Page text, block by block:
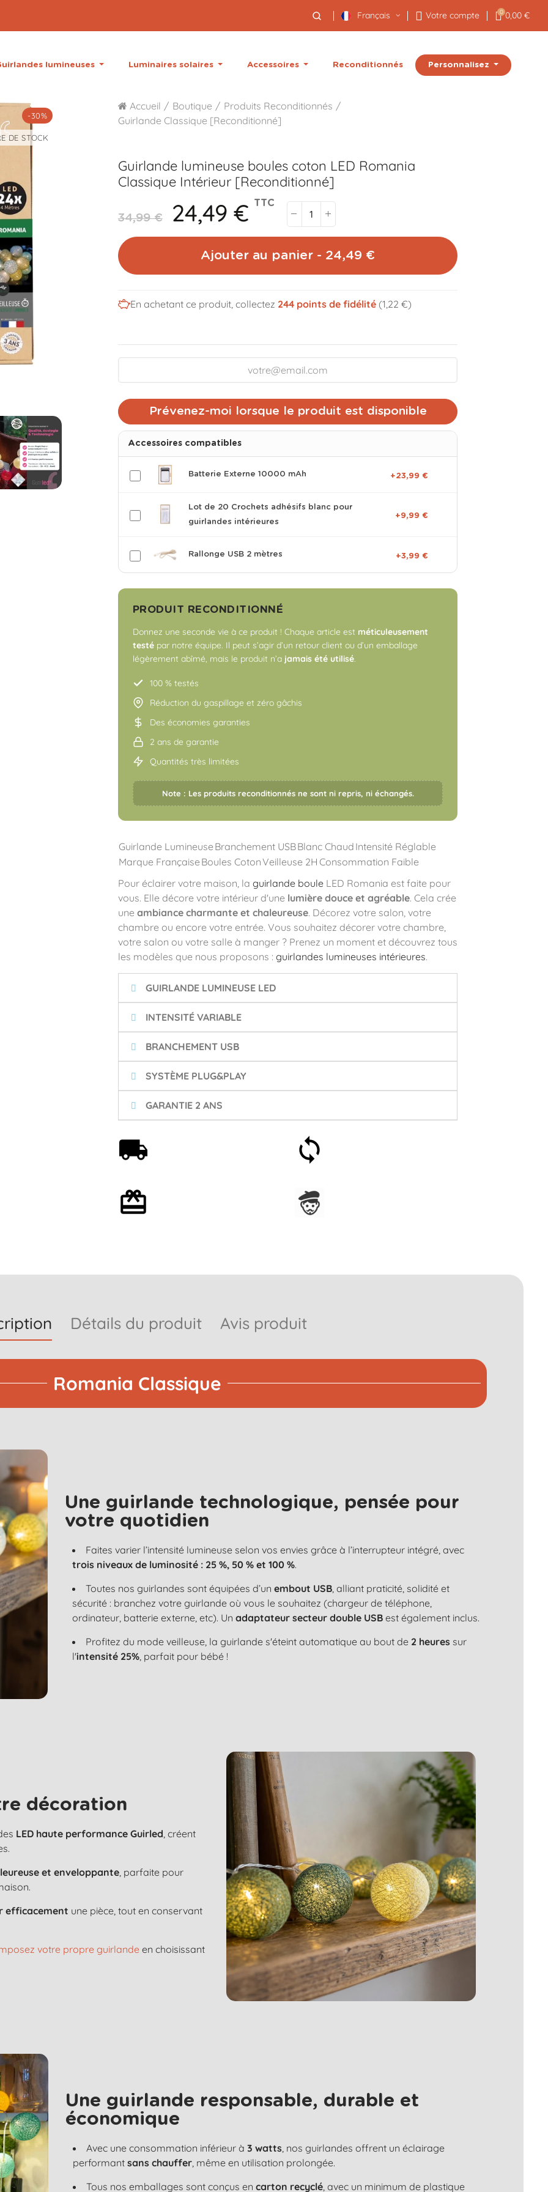
Français Votre compte 0 0,00 €
lumineuses Luminaires solaires Accessoires Reconditionnés Personnalisez
volume_off
-30%
DE STOCK
Accueil Boutique
Produits Reconditionnés
Guirlande Classique [Reconditionné]
Guirlande lumineuse boules coton LED Romania
Classique Intérieur [Reconditionné]
34,99 € 24,49 € TTC
Ajouter au panier - 24,49 €
En achetant ce produit, collectez 244points de fidélité (1,22 €)
Prévenez-moi lorsque le produit est disponible
Accessoires compatibles
Batterie Externe 10000 mAh +23,99 €
Lot de 20 Crochets adhésifs blanc pour
guirlandes intérieures
+9,99 €
Rallonge USB 2 mètres +3,99 €
PRODUIT RECONDITIONNÉ
Donnez une seconde vie à ce produit ! Chaque article est méticuleusement
testépar notre équipe. Il peut s’agir d’un retour client ou d’un emballage
légèrement abîmé, mais le produit n’a jamais été utilisé.
100 % testés
Réduction du gaspillage et zéro gâchis
Des économies garanties
2 ans de garantie
Quantités très limitées
Note : Les produits reconditionnés ne sont ni repris, ni échangés.
Guirlande Lumineuse Branchement USBBlanc Chaud Intensité Réglable
Marque Française Boules CotonVeilleuse 2H Consommation Faible
Pour éclairer votre maison, la guirlande bouleLED Romania est faite pour
vous. Elle décore votre intérieur d'une lumière douce et agréable. Cela crée
une ambiance charmante et chaleureuse. Décorez votre salon, votre
chambre ou encore votre entrée. Vous souhaitez décorer votre chambre,
votre salon ou votre salle à manger ? Prenez un moment et découvrez tous
les modèles que nous proposons : guirlandes lumineuses intérieures.
GUIRLANDE LUMINEUSE LED
INTENSITÉ VARIABLE
BRANCHEMENT USB
SYSTÈME PLUG&PLAY
GARANTIE 2 ANS
Détails du produit Avis produit
Romania Classique
Une guirlande technologique, pensée pour
votre quotidien
Faites varier l’intensité lumineuse selon vos envies grâce à l’interrupteur intégré, avec
trois niveaux de luminosité : 25 %, 50 % et 100 %.
Toutes nos guirlandes sont équipées d’unembout USB , alliant praticité, solidité et
sécurité : branchez votre guirlande où vous le souhaitez (chargeur de téléphone,
ordinateur, batterie externe, etc). Unadaptateur secteur double USB est également inclus.
Profitez du mode veilleuse, la guirlande s'éteint automatique au bout de 2 heures sur
l'intensité 25% , parfait pour bébé !
décoration
LED haute performance Guirled , créent
et enveloppante , parfaite pour
efficacement une pièce, tout en conservant
votre propre guirlande en choisissant
Une guirlande responsable, durable et
économique
Avec une consommation inférieur à 3 watts , nos guirlandes offrent un éclairage
performant sans chauffer, même en utilisation prolongée.
Tous nos emballages sont conçus en carton recyclé, avec un minimum de plastique